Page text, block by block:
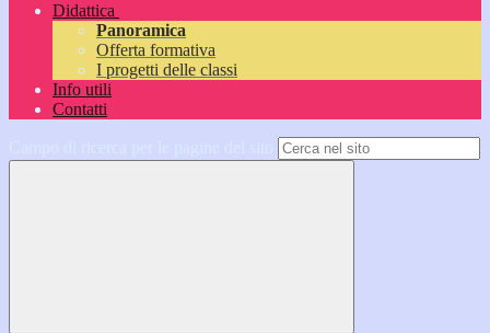
Didattica
Panoramica
Offerta formativa
I progetti delle classi
Info utili
Contatti